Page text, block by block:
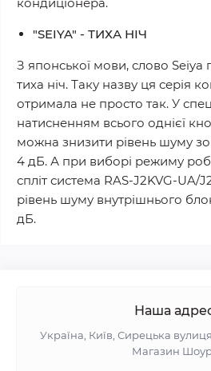
"SEIYA" - ТИХА НІЧ
З японської мови, слово Seiya
тиха ніч. Таку назву ця серія
отримала не просто так. У
натисненням всього однієї
можна знизити рівень шуму
4 дБ. А при виборі режиму
спліт система RAS-J2KVG-UA/
рівень шуму внутрішнього
дБ.
Наша
Україна, Київ, Сирецька
Магазин